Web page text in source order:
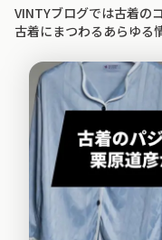
VINTYブログでは古着の
古着にまつわるあらゆる